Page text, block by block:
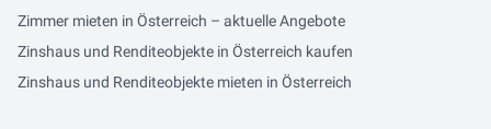
Zimmer mieten in Österreich – aktuelle Angebote
Zinshaus und Renditeobjekte in Österreich kaufen
Zinshaus und Renditeobjekte mieten in Österreich